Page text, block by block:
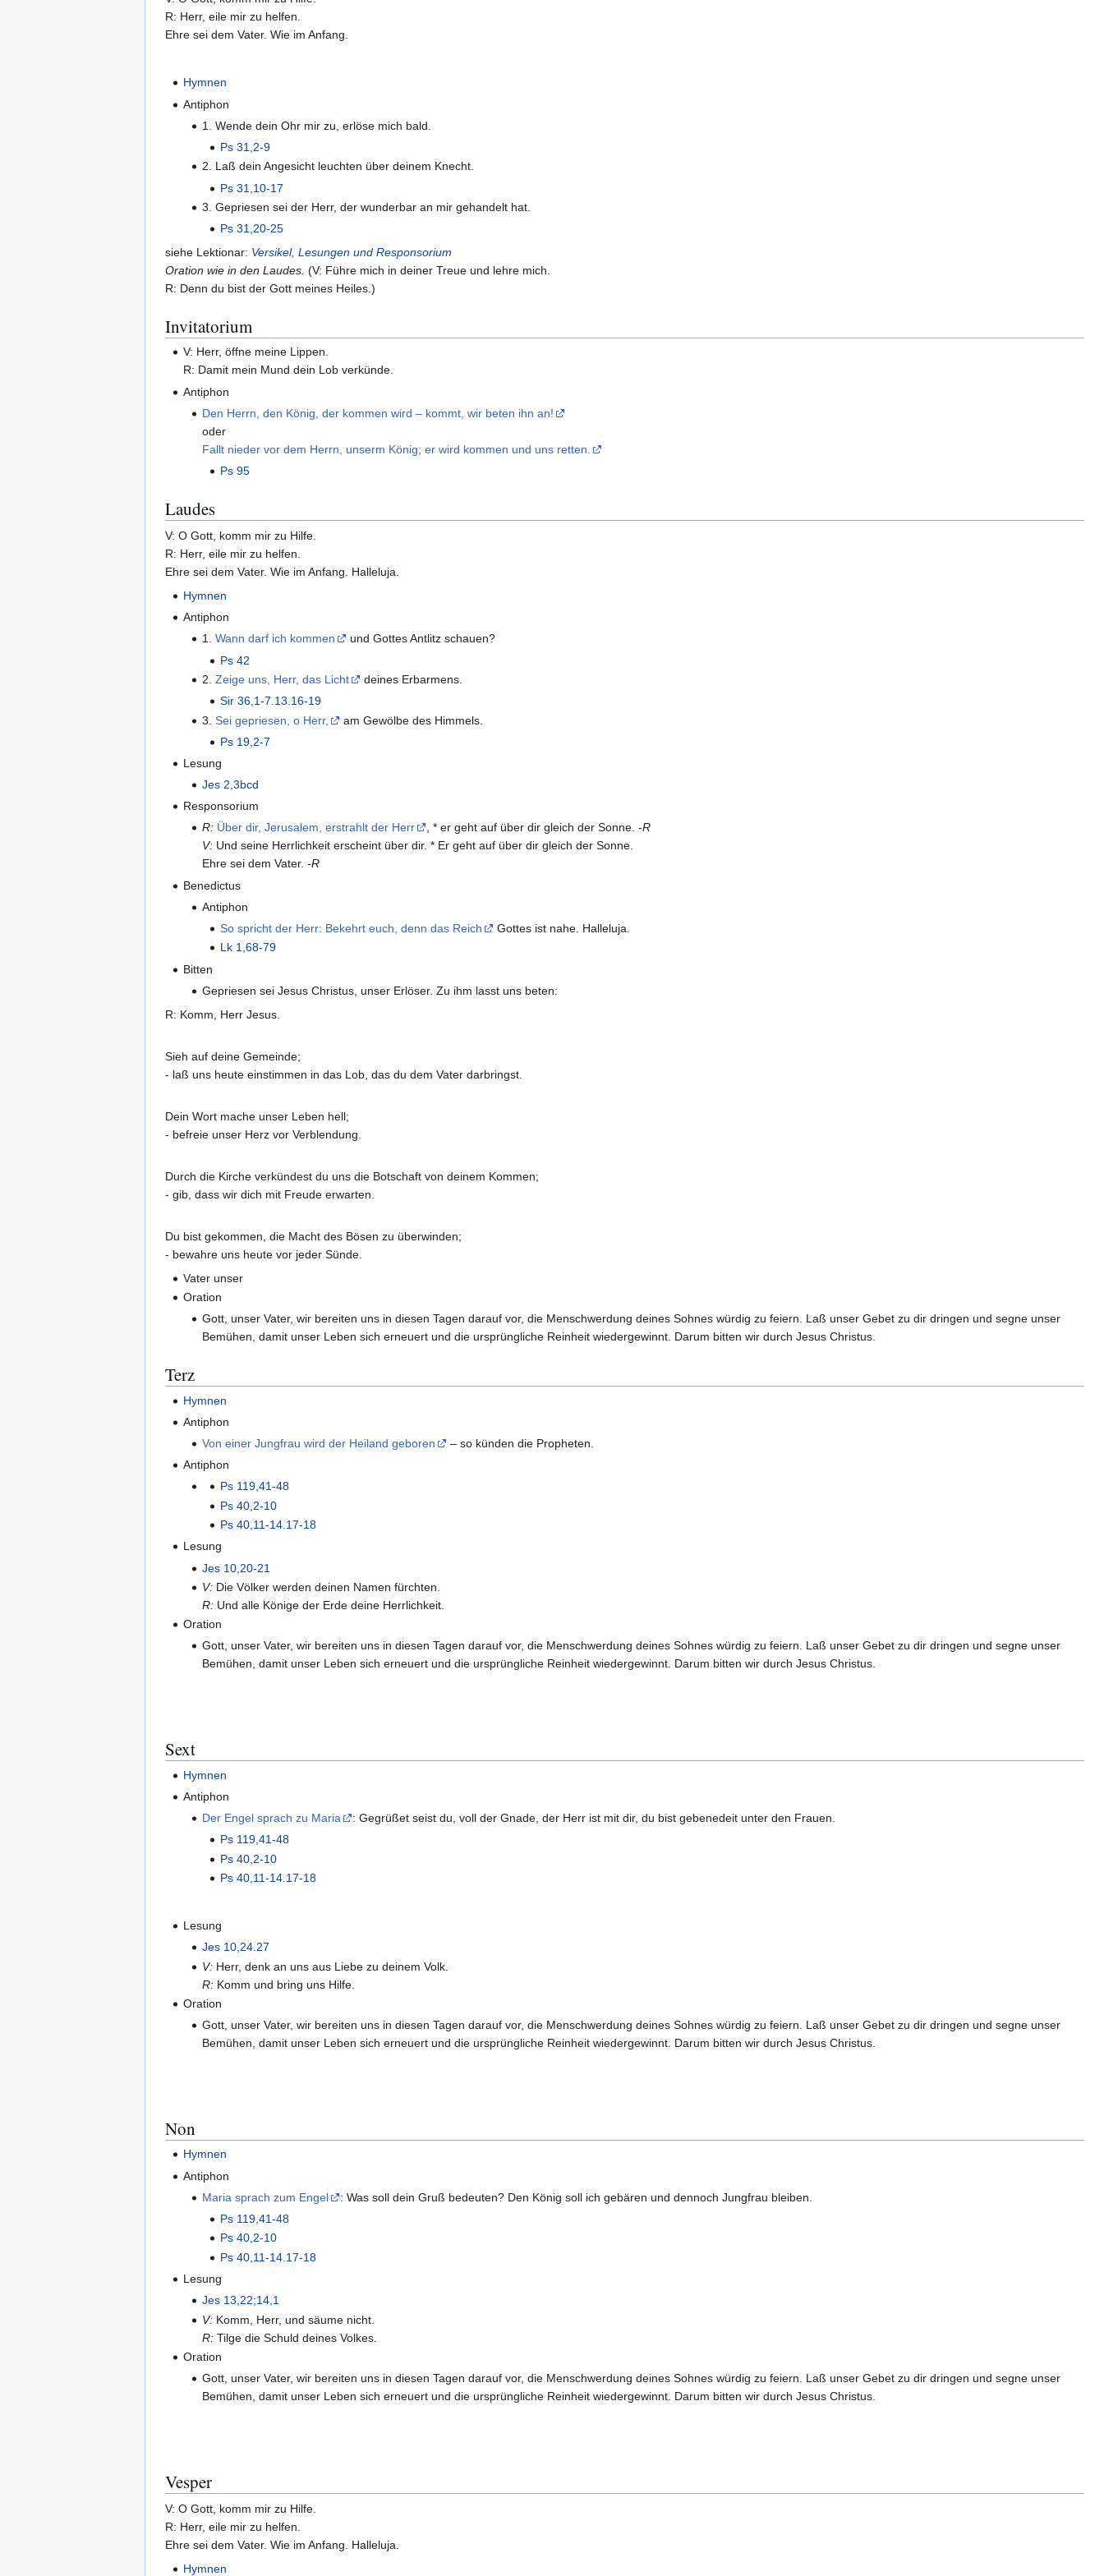
R: Herr, eile mir zu helfen.
Ehre sei dem Vater. Wie im Anfang.
Hymnen
Antiphon
1. Wende dein Ohr mir zu, erlöse mich bald.
Ps 31,2-9
2. Laß dein Angesicht leuchten über deinem Knecht.
Ps 31,10-17
3. Gepriesen sei der Herr, der wunderbar an mir gehandelt hat.
Ps 31,20-25
siehe Lektionar: Versikel, Lesungen und Responsorium
Oration wie in den Laudes. (V: Führe mich in deiner Treue und lehre mich.
R: Denn du bist der Gott meines Heiles.)
Invitatorium
V: Herr, öffne meine Lippen.
R: Damit mein Mund dein Lob verkünde.
Antiphon
Den Herrn, den König, der kommen wird – kommt, wir beten ihn an!
oder
Fallt nieder vor dem Herrn, unserm König; er wird kommen und uns retten.
Ps 95
Laudes
V: O Gott, komm mir zu Hilfe.
R: Herr, eile mir zu helfen.
Ehre sei dem Vater. Wie im Anfang. Halleluja.
Hymnen
Antiphon
1. Wann darf ich kommen
und Gottes Antlitz schauen?
Ps 42
2. Zeige uns, Herr, das Licht
deines Erbarmens.
Sir 36,1-7.13.16-19
3. Sei gepriesen, o Herr,
am Gewölbe des Himmels.
Ps 19,2-7
Lesung
Jes 2,3bcd
Responsorium
R: Über dir, Jerusalem, erstrahlt der Herr , * er geht auf über dir gleich der Sonne. -R
V:Und seine Herrlichkeit erscheint über dir. * Er geht auf über dir gleich der Sonne.
Ehre sei dem Vater. -R
Benedictus
Antiphon
So spricht der Herr: Bekehrt euch, denn das Reich
Gottes ist nahe. Halleluja.
Lk 1,68-79
Bitten
Gepriesen sei Jesus Christus, unser Erlöser. Zu ihm lasst uns beten:
R: Komm, Herr Jesus.
Sieh auf deine Gemeinde;
- laß uns heute einstimmen in das Lob, das du dem Vater darbringst.
Dein Wort mache unser Leben hell;
- befreie unser Herz vor Verblendung.
Durch die Kirche verkündest du uns die Botschaft von deinem Kommen;
- gib, dass wir dich mit Freude erwarten.
Du bist gekommen, die Macht des Bösen zu überwinden;
- bewahre uns heute vor jeder Sünde.
Vater unser
Oration
Gott, unser Vater, wir bereiten uns in diesen Tagen darauf vor, die Menschwerdung deines Sohnes würdig zu feiern. Laß unser Gebet zu dir dringen und segne unser
Bemühen, damit unser Leben sich erneuert und die ursprüngliche Reinheit wiedergewinnt. Darum bitten wir durch Jesus Christus.
Terz
Hymnen
Antiphon
Von einer Jungfrau wird der Heiland geboren
– so künden die Propheten.
Antiphon
Ps 119,41-48
Ps 40,2-10
Ps 40,11-14.17-18
Lesung
Jes 10,20-21
V:Die Völker werden deinen Namen fürchten.
R:Und alle Könige der Erde deine Herrlichkeit.
Oration
Gott, unser Vater, wir bereiten uns in diesen Tagen darauf vor, die Menschwerdung deines Sohnes würdig zu feiern. Laß unser Gebet zu dir dringen und segne unser
Bemühen, damit unser Leben sich erneuert und die ursprüngliche Reinheit wiedergewinnt. Darum bitten wir durch Jesus Christus.
Sext
Hymnen
Antiphon
Der Engel sprach zu Maria
: Gegrüßet seist du, voll der Gnade, der Herr ist mit dir, du bist gebenedeit unter den Frauen.
Ps 119,41-48
Ps 40,2-10
Ps 40,11-14.17-18
Lesung
Jes 10,24.27
V:Herr, denk an uns aus Liebe zu deinem Volk.
R:Komm und bring uns Hilfe.
Oration
Gott, unser Vater, wir bereiten uns in diesen Tagen darauf vor, die Menschwerdung deines Sohnes würdig zu feiern. Laß unser Gebet zu dir dringen und segne unser
Bemühen, damit unser Leben sich erneuert und die ursprüngliche Reinheit wiedergewinnt. Darum bitten wir durch Jesus Christus.
Non
Hymnen
Antiphon
Maria sprach zum Engel
: Was soll dein Gruß bedeuten? Den König soll ich gebären und dennoch Jungfrau bleiben.
Ps 119,41-48
Ps 40,2-10
Ps 40,11-14.17-18
Lesung
Jes 13,22;14,1
V:Komm, Herr, und säume nicht.
R:Tilge die Schuld deines Volkes.
Oration
Gott, unser Vater, wir bereiten uns in diesen Tagen darauf vor, die Menschwerdung deines Sohnes würdig zu feiern. Laß unser Gebet zu dir dringen und segne unser
Bemühen, damit unser Leben sich erneuert und die ursprüngliche Reinheit wiedergewinnt. Darum bitten wir durch Jesus Christus.
Vesper
V: O Gott, komm mir zu Hilfe.
R: Herr, eile mir zu helfen.
Ehre sei dem Vater. Wie im Anfang. Halleluja.
Hymnen